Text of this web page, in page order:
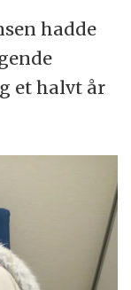
hadde
et halvt år